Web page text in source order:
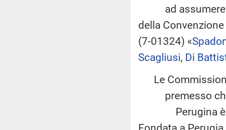
ad assumere
della
(7-01324) «
Scagliusi, Di
Le
premesso
Perugina è